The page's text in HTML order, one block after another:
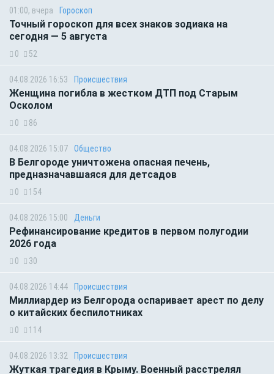
01:00, вчера Гороскоп
Точный гороскоп для всех знаков зодиака на
сегодня — 5 августа
0 52
04.08.2026 16:53 Происшествия
Женщина погибла в жестком ДТП под Старым
Осколом
0 86
04.08.2026 15:07 Общество
В Белгороде уничтожена опасная печень,
предназначавшаяся для детсадов
0 154
04.08.2026 15:00 Деньги
Рефинансирование кредитов в первом полугодии
2026 года
0 30
04.08.2026 14:44 Происшествия
Миллиардер из Белгорода оспаривает арест по делу
о китайских беспилотниках
0 114
04.08.2026 13:32 Происшествия
Жуткая трагедия в Крыму. Военный расстрелял